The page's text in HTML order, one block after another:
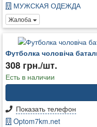
МУЖСКАЯ ОДЕЖДА
Жалоба
Футболка чоловіча
308 грн./шт.
Есть в наличии
Показать телефон
Optom7km.net